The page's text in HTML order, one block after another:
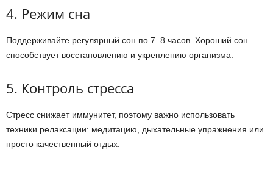
4. Режим сна
Поддерживайте регулярный сон по 7–8 часов. Хороший сон
способствует восстановлению и укреплению организма.
5. Контроль стресса
Стресс снижает иммунитет, поэтому важно использовать
техники релаксации: медитацию, дыхательные упражнения или
просто качественный отдых.